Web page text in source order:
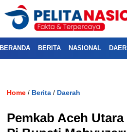
BERANDA BERITA NASIONAL
Home / Berita / Daerah
Pemkab Aceh